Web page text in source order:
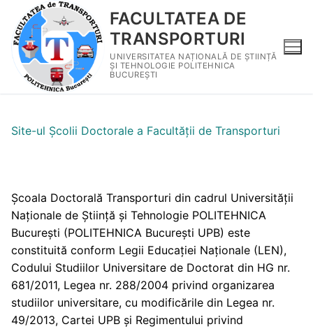
FACULTATEA DE
TRANSPORTURI
UNIVERSITATEA NAȚIONALĂ DE ȘTIINȚĂ
ȘI TEHNOLOGIE POLITEHNICA
BUCUREȘTI
Site-ul Școlii Doctorale a Facultății de Transporturi
Școala Doctorală Transporturi din cadrul Universității
Naționale de Știință și Tehnologie POLITEHNICA
București (POLITEHNICA București UPB) este
constituită conform Legii Educației Naționale (LEN),
Codului Studiilor Universitare de Doctorat din HG nr.
681/2011, Legea nr. 288/2004 privind organizarea
studiilor universitare, cu modificările din Legea nr.
49/2013, Cartei UPB și Regimentului privind